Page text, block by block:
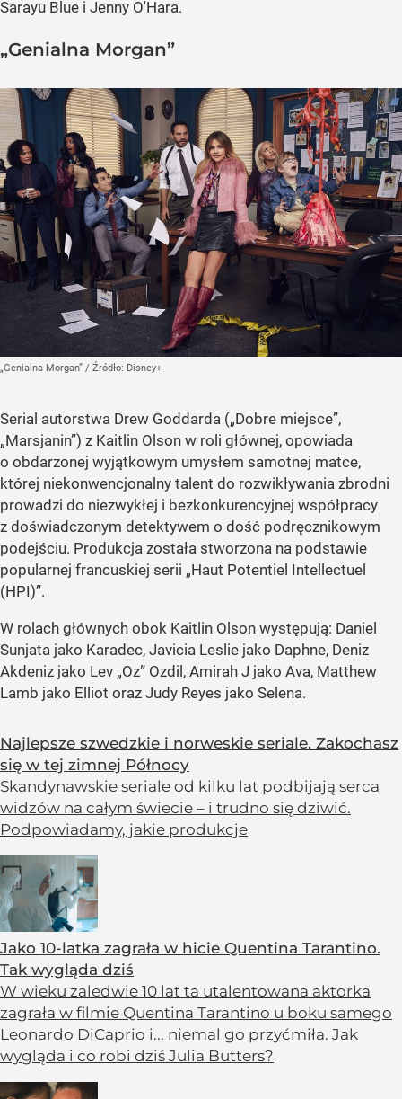
Sarayu Blue i Jenny O'Hara.
„Genialna Morgan”
„Genialna Morgan” / Źródło: Disney+
Serial autorstwa Drew Goddarda („Dobre miejsce”,
„Marsjanin”) z Kaitlin Olson w roli głównej, opowiada
o obdarzonej wyjątkowym umysłem samotnej matce,
której niekonwencjonalny talent do rozwikływania zbrodni
prowadzi do niezwykłej i bezkonkurencyjnej współpracy
z doświadczonym detektywem o dość podręcznikowym
podejściu. Produkcja została stworzona na podstawie
popularnej francuskiej serii „Haut Potentiel Intellectuel
(HPI)”.
W rolach głównych obok Kaitlin Olson występują: Daniel
Sunjata jako Karadec, Javicia Leslie jako Daphne, Deniz
Akdeniz jako Lev „Oz” Ozdil, Amirah J jako Ava, Matthew
Lamb jako Elliot oraz Judy Reyes jako Selena.
Najlepsze szwedzkie i norweskie seriale. Zakochasz
się w tej zimnej Północy
Skandynawskie seriale od kilku lat podbijają serca
widzów na całym świecie – i trudno się dziwić.
Podpowiadamy, jakie produkcje
Jako 10-latka zagrała w hicie Quentina Tarantino.
Tak wygląda dziś
W wieku zaledwie 10 lat ta utalentowana aktorka
zagrała w filmie Quentina Tarantino u boku samego
Leonardo DiCaprio i... niemal go przyćmiła. Jak
wygląda i co robi dziś Julia Butters?